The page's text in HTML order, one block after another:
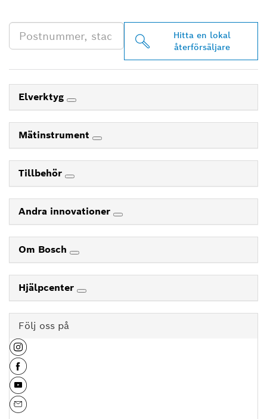
Hitta en lokal
återförsäljare
Elverktyg
Mätinstrument
Tillbehör
Andra innovationer
Om Bosch
Hjälpcenter
Följ oss på